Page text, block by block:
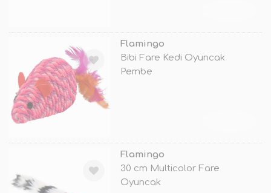
Flamingo
Bibi Fare Kedi Oyuncak
Pembe
Flamingo
30 cm Multicolor Fare
Oyuncak